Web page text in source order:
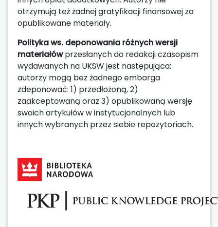
otrzymują też żadnej gratyfikacji finansowej za
opublikowane materiały.
Polityka ws. deponowania różnych wersji
materiałówprzesłanych do redakcji czasopism
wydawanych na UKSW jest następująca:
autorzy mogą bez żadnego embarga
zdeponować: 1) przedłożoną, 2)
zaakceptowaną oraz 3) opublikowaną wersję
swoich artykułów w instytucjonalnych lub
innych wybranych przez siebie repozytoriach.